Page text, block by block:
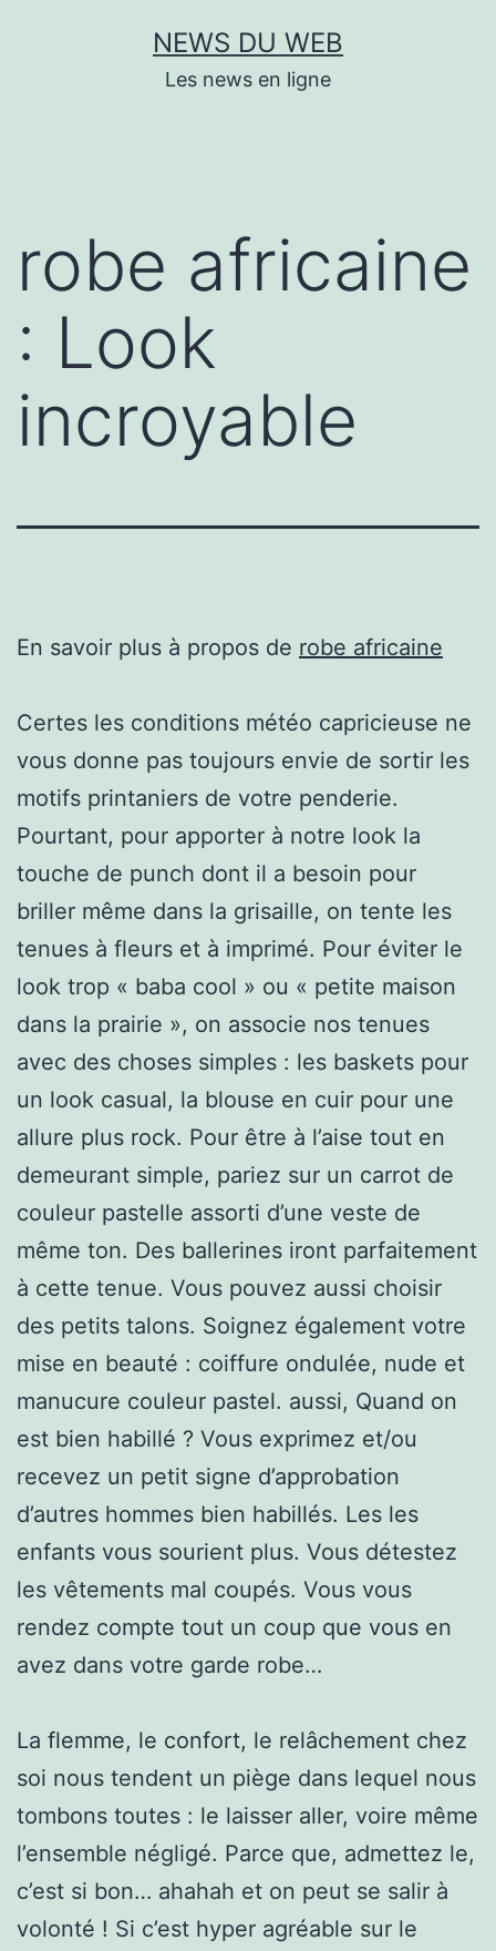
NEWS DU WEB
Les news en ligne
robe africaine
: Look
incroyable
En savoir plus à propos de robe africaine
Certes les conditions météo capricieuse ne
vous donne pas toujours envie de sortir les
motifs printaniers de votre penderie.
Pourtant, pour apporter à notre look la
touche de punch dont il a besoin pour
briller même dans la grisaille, on tente les
tenues à fleurs et à imprimé. Pour éviter le
look trop « baba cool » ou « petite maison
dans la prairie », on associe nos tenues
avec des choses simples : les baskets pour
un look casual, la blouse en cuir pour une
allure plus rock. Pour être à l’aise tout en
demeurant simple, pariez sur un carrot de
couleur pastelle assorti d’une veste de
même ton. Des ballerines iront parfaitement
à cette tenue. Vous pouvez aussi choisir
des petits talons. Soignez également votre
mise en beauté : coiffure ondulée, nude et
manucure couleur pastel. aussi, Quand on
est bien habillé ? Vous exprimez et/ou
recevez un petit signe d’approbation
d’autres hommes bien habillés. Les les
enfants vous sourient plus. Vous détestez
les vêtements mal coupés. Vous vous
rendez compte tout un coup que vous en
avez dans votre garde robe…
La flemme, le confort, le relâchement chez
soi nous tendent un piège dans lequel nous
tombons toutes : le laisser aller, voire même
l’ensemble négligé. Parce que, admettez le,
c’est si bon… ahahah et on peut se salir à
volonté ! Si c’est hyper agréable sur le